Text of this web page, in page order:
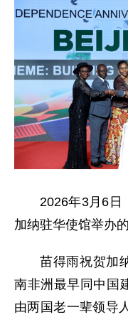
2026年3月6日
加纳驻华使馆举办
苗得雨祝贺加
南非洲最早同中国
由两国老一辈领导